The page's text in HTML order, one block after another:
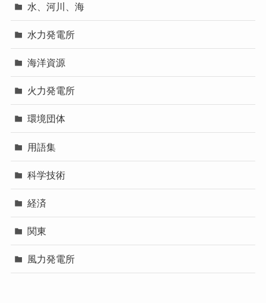
水、河川、海
水力発電所
海洋資源
火力発電所
環境団体
用語集
科学技術
経済
関東
風力発電所